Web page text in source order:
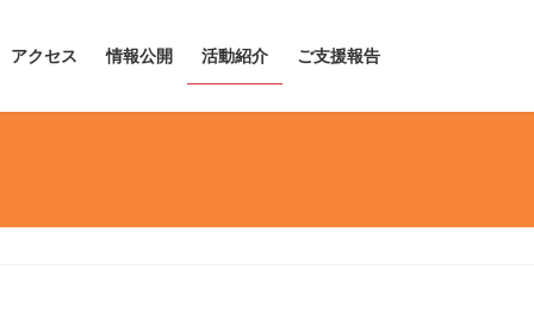
アクセス 情報公開 活動紹介 ご支援報告